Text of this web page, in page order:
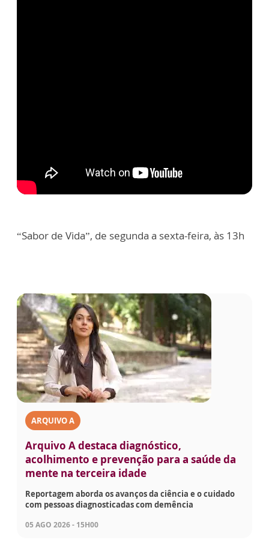
“Sabor de Vida”, de segunda a sexta-feira, às 13h
ARQUIVO A
Arquivo A destaca diagnóstico,
acolhimento e prevenção para a saúde da
mente na terceira idade
Reportagem aborda os avanços da ciência e o cuidado
com pessoas diagnosticadas com demência
05 AGO 2026 - 15H00